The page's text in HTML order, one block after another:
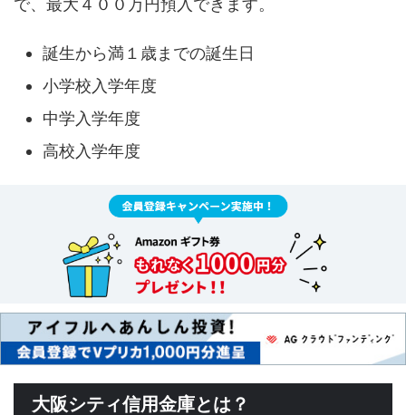
で、最大４００万円預入できます。
誕生から満１歳までの誕生日
小学校入学年度
中学入学年度
高校入学年度
大阪シティ信用金庫とは？